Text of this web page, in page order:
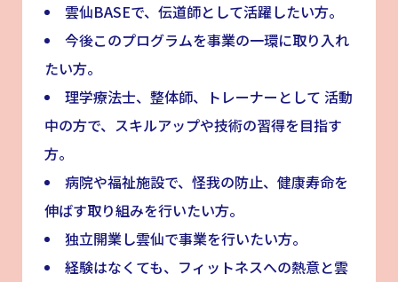
雲仙BASEで、伝道師として活躍したい方。
今後このプログラムを事業の一環に取り入れ
たい方。
理学療法士、整体師、トレーナーとして 活動
中の方で、スキルアップや技術の習得を目指す
方。
病院や福祉施設で、怪我の防止、健康寿命を
伸ばす取り組みを行いたい方。
独立開業し雲仙で事業を行いたい方。
経験はなくても、フィットネスへの熱意と雲